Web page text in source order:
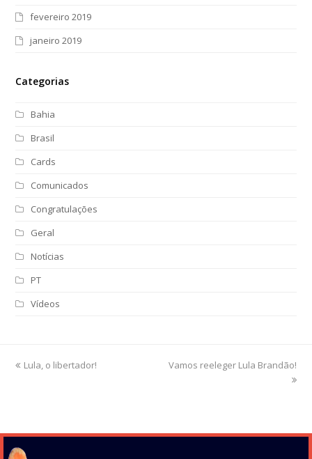
fevereiro 2019
janeiro 2019
Categorias
Bahia
Brasil
Cards
Comunicados
Congratulações
Geral
Notícias
PT
Vídeos
previous
Lula, o libertador!
next
Vamos reeleger Lula Brandão!